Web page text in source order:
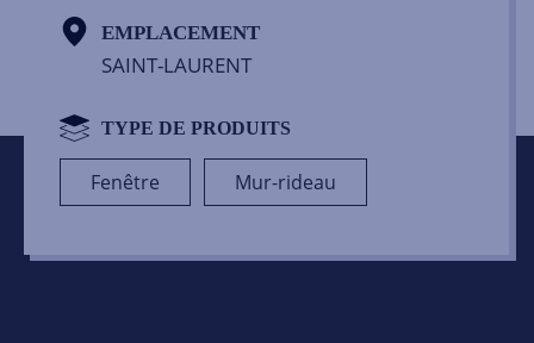
EMPLACEMENT
SAINT-LAURENT
TYPE DE PRODUITS
Fenêtre Mur-rideau